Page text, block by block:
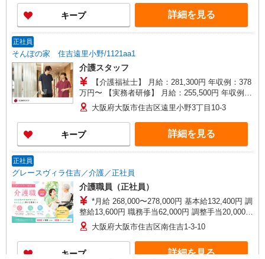
がい向上手当、日祝手当（月平均2回分）、夜勤手
当（月平均5回分）等、毎月平均的に支払われる手
当を含みます。 ※介護福祉士のみ、特別職務手当
分〜） ◎賞与 基本給2.08ヶ月分/年支給
キープ 詳細を見る
正社員
そんぽの家 住吉遠里小野/1121aa1
介護スタッフ
【介護福祉士】 月給：281,300円 年収例：378
万円〜 【実務者研修】 月給：255,500円 年収例：
345万円〜 【初任者研修・無資格】 月給：
249,700円 年収例：338万円〜 ※職務手当、働き
がい向上手当、日祝手当（月平均2回分）、夜勤手
当（月平均5回分）等、毎月平均的に支払われる手
当を含みます。 ※介護福祉士のみ、特別職務手当
分〜） ◎賞与 基本給2.08ヶ月分/年支給
大阪府大阪市住吉区遠里小野3丁目10-3
キープ 詳細を見る
正社員
グレースヴィラ住吉／介護／正社員
介護職員（正社員）
*月給 268,000〜278,000円 基本給132,400円 調
整給13,600円 職務手当62,000円 調整手当20,000円
夜勤手当5,000円／回（月4回程度）※ 処遇改善手
当20,000円〜／月※ 資格手当10,000円/月（介護福
祉士資格保有の方） *試用期間中の月給 228,000〜
238,000円 ※試用期間3ヶ月経過後から支給 夜勤
大阪府大阪市住吉区南住吉1-3-10
キープ 詳細を見る